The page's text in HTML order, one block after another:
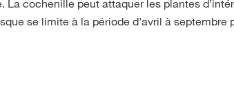
cochenille peut attaquer les plantes
se limite à la période d’avril à septembre